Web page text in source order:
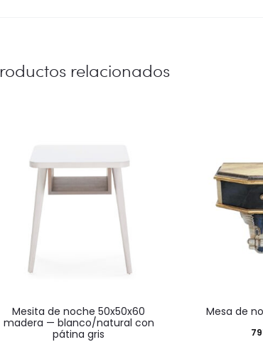
relacionados
mesita de noche 50x50x60
madera — blanco/natural con
pátina gris
mesa de